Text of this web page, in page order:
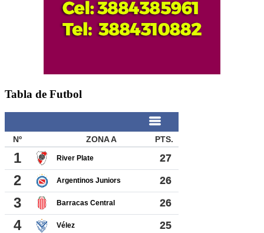
Tabla de Futbol